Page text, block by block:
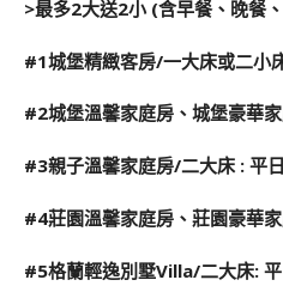
>最多2大送2小 (含早餐、晚餐
#1城堡精緻客房/一大床或二小
#2城堡溫馨家庭房、城堡豪華
#3親子溫馨家庭房/二大床 : 平
#4莊園溫馨家庭房、莊園豪華
#5格蘭輕逸別墅Villa/二大床: